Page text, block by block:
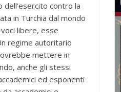
dell’esercito contro la
in Turchia dal mondo
libere, esse
regime autoritario
mettere in
anche gli stessi
ed esponenti